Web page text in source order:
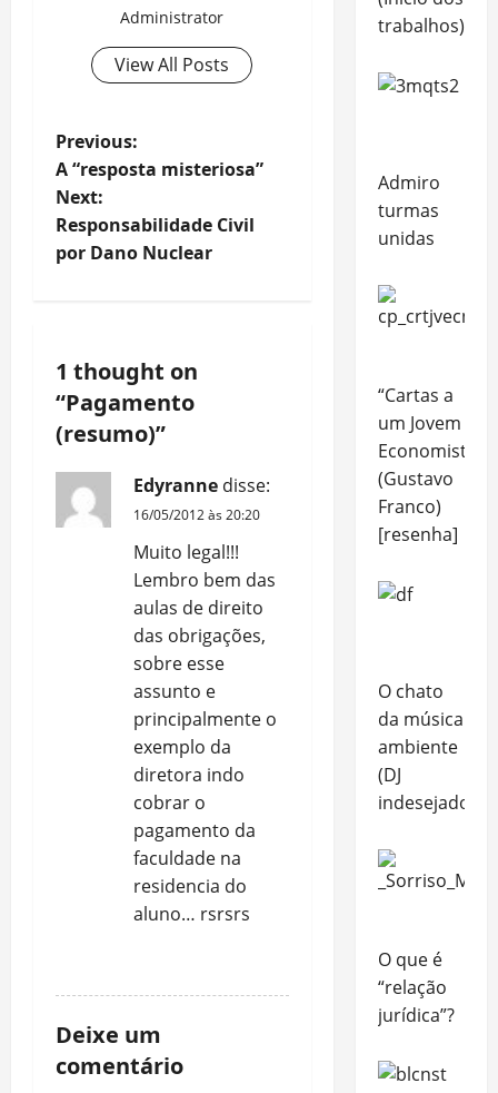
Administrator
View All Posts
P
o
s
a
v
i
g
Previous:
A “resposta misteriosa”
Next:
Responsabilidade Civil
por Dano Nuclear
1 thought on
“Pagamento
(resumo)”
Edyranne disse:
16/05/2012 às 20:20
Muito legal!!!
Lembro bem das
aulas de direito
das obrigações,
sobre esse
assunto e
principalmente o
exemplo da
diretora indo
cobrar o
pagamento da
faculdade na
residencia do
aluno… rsrsrs
Deixe um
comentário
trabalhos)
Admiro
turmas
unidas
“Cartas a
um Jovem
Economista”
(Gustavo
Franco)
[resenha]
O chato
da música
ambiente
(DJ
indesejado)
O que é
“relação
jurídica”?